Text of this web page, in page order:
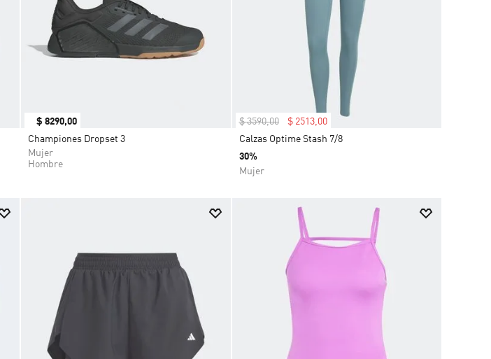
$ 8290,00
Championes Dropset 3
Mujer
Hombre
$ 3590,00 $ 2513, 00
Calzas Optime Stash 7/8
30%
Mujer